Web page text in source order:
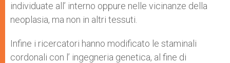
individuate all’ interno oppure nelle vicinanze della
neoplasia, ma non in altri tessuti.
Infine i ricercatori hanno modificato le staminali
cordonali con l’ ingegneria genetica, al fine di